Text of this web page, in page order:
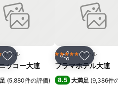
お気に入りに追加
ランク
ホテル
ッコー大連
(5,880件の評価)
シェア お気に入
5 ホテルのランク
ホテル
フラマホテル大連
8.5 大満足 (9,386件